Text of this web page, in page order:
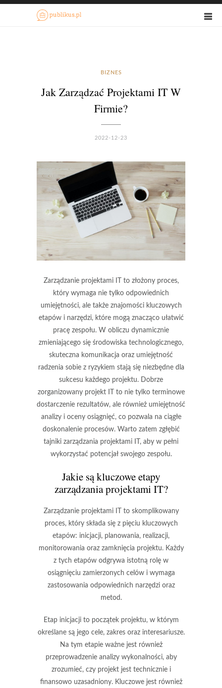
BIZNES
Jak Zarządzać Projektami IT W
Firmie?
2022-12-23
Zarządzanie projektami IT to złożony proces,
który wymaga nie tylko odpowiednich
umiejętności, ale także znajomości kluczowych
etapów i narzędzi, które mogą znacząco ułatwić
pracę zespołu. W obliczu dynamicznie
zmieniającego się środowiska technologicznego,
skuteczna komunikacja oraz umiejętność
radzenia sobie z ryzykiem stają się niezbędne dla
sukcesu każdego projektu. Dobrze
zorganizowany projekt IT to nie tylko terminowe
dostarczenie rezultatów, ale również umiejętność
analizy i oceny osiągnięć, co pozwala na ciągłe
doskonalenie procesów. Warto zatem zgłębić
tajniki zarządzania projektami IT, aby w pełni
wykorzystać potencjał swojego zespołu.
Jakie są kluczowe etapy
zarządzania projektami IT?
Zarządzanie projektami IT to skomplikowany
proces, który składa się z pięciu kluczowych
etapów: inicjacji, planowania, realizacji,
monitorowania oraz zamknięcia projektu. Każdy
z tych etapów odgrywa istotną rolę w
osiągnięciu zamierzonych celów i wymaga
zastosowania odpowiednich narzędzi oraz
metod.
Etap inicjacjito początek projektu, w którym
określane są jego cele, zakres oraz interesariusze.
Na tym etapie ważne jest również
przeprowadzenie analizy wykonalności, aby
zrozumieć, czy projekt jest technicznie i
finansowo uzasadniony. Kluczowe jest również